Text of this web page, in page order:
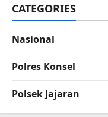
CATEGORIES
Nasional
Polres Konsel
Polsek Jajaran